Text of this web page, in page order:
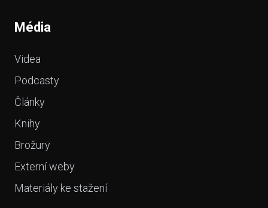
Média
Videa
Podcasty
Články
Knihy
Brožury
Externí weby
Materiály ke stažení